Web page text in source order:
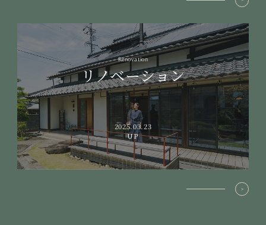
Renovation
リノベーション
2025.03.23
UP